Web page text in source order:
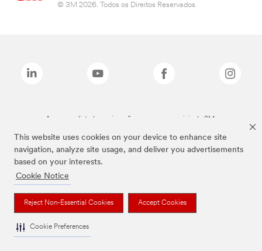
This website uses cookies on your device to enhance site
navigation, analyze site usage, and deliver you advertisements
based on your interests.
Cookie Notice
Reject Non-Essential Cookies Accept Cookies
Cookie Preferences
© 3M 2026. Todos os Direitos Reservados.
As marcas listadas a cima são marcas comerciais da 3M.